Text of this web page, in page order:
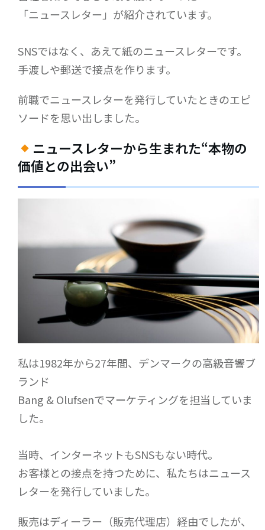
「ニュースレター」が紹介されています。
SNSではなく、あえて紙のニュースレターです。
手渡しや郵送で接点を作ります。
前職でニュースレターを発行していたときのエピ
ソードを思い出しました。
ニュースレターから生まれた“本物の
価値との出会い”
私は1982年から27年間、デンマークの高級音響ブ
ランド
Bang & Olufsenでマーケティングを担当していま
した。
当時、インターネットもSNSもない時代。
お客様との接点を持つために、私たちはニュース
レターを発行していました。
販売はディーラー（販売代理店）経由でしたが、